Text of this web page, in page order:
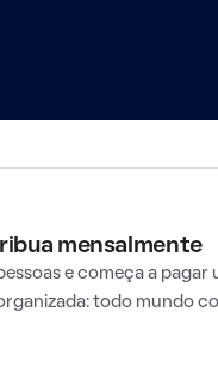
mensalmente
e começa a pagar
todo mundo